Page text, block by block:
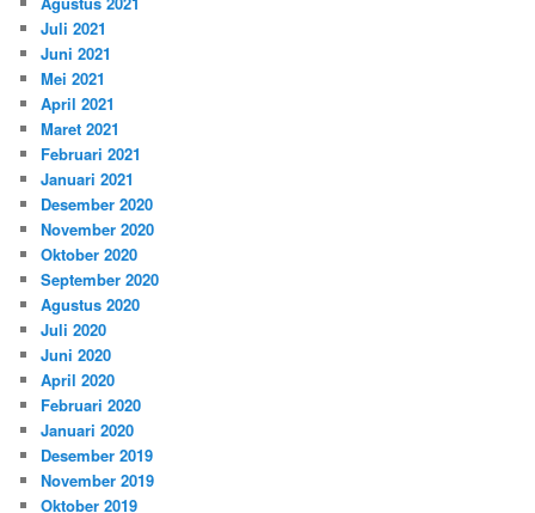
Juli 2021
Juni 2021
Mei 2021
April 2021
Maret 2021
Februari 2021
Januari 2021
Desember 2020
November 2020
Oktober 2020
September 2020
Agustus 2020
Juli 2020
Juni 2020
April 2020
Februari 2020
Januari 2020
Desember 2019
November 2019
Oktober 2019